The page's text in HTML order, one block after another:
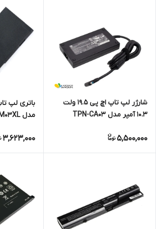
شارژر لپ تاپ اچ پی 19.5 ولت
10.3 آمپر مدل TPN-CA03
5,500,000
750 G1 G2
3,623,000